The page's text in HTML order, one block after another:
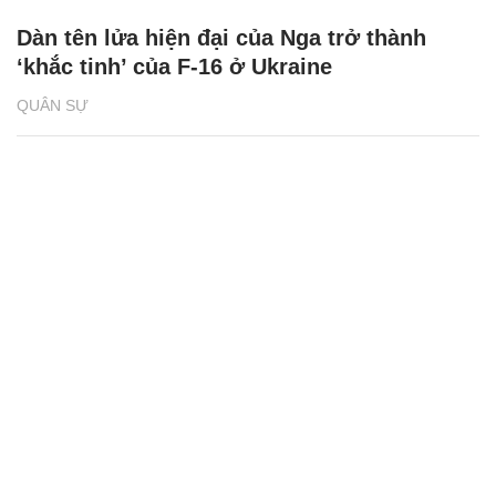
QUÂN SỰ
Dàn tên lửa hiện đại của Nga trở thành
‘khắc tinh’ của F-16 ở Ukraine